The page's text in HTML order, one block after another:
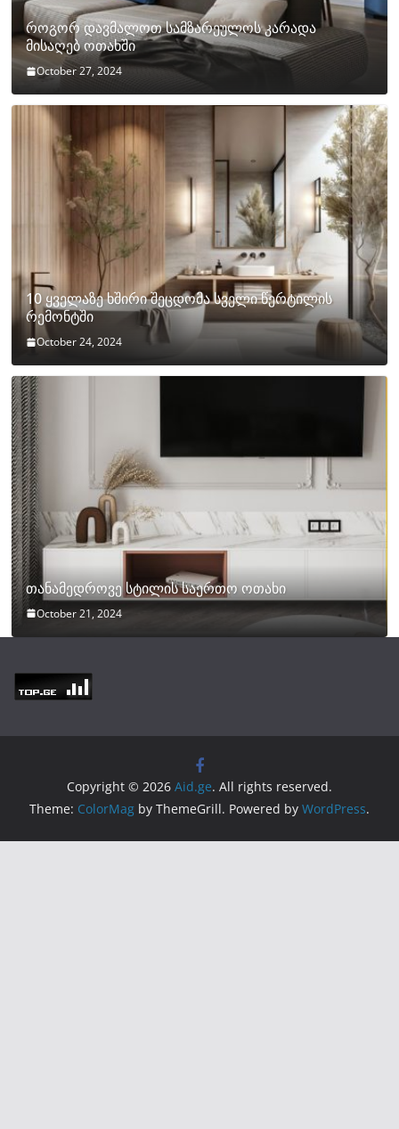
როგორ დავმალოთ სამზარეულოს კარადა
მისაღებ ოთახში
October 27, 2024
10 ყველაზე ხშირი შეცდომა სველი წერტილის
რემონტში
October 24, 2024
თანამედროვე სტილის საერთო ოთახი
October 21, 2024
Copyright © 2026 Aid.ge. All rights reserved.
Theme: ColorMag by ThemeGrill. Powered by WordPress.